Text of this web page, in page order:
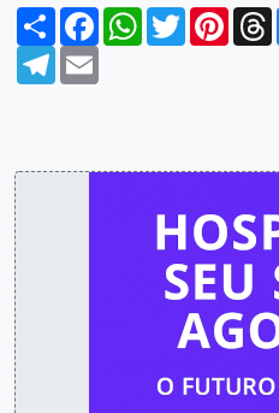
Compartilhar
FacebookWhatsApp
Twitter
Telegram
Email